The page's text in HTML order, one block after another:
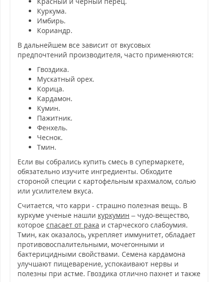
Куркума.
Имбирь.
Кориандр.
В дальнейшем все зависит от вкусовых
предпочтений производителя, часто применяются:
Гвоздика.
Мускатный орех.
Корица.
Кардамон.
Кумин.
Пажитник.
Фенхель.
Чеснок.
Тмин.
Если вы собрались купить смесь в супермаркете,
обязательно изучите ингредиенты. Обходите
стороной специи с картофельным крахмалом, солью
или усилителем вкуса.
Считается, что карри - страшно полезная вещь. В
куркуме ученые нашли куркумин – чудо-вещество,
которое спасает от рака и старческого слабоумия.
Тмин, как оказалось, укрепляет иммунитет, обладает
противовоспалительными, мочегонными и
бактерицидными свойствами. Семена кардамона
улучшают пищеварение, успокаивают нервы и
полезны при астме. Гвоздика отлично пахнет и также